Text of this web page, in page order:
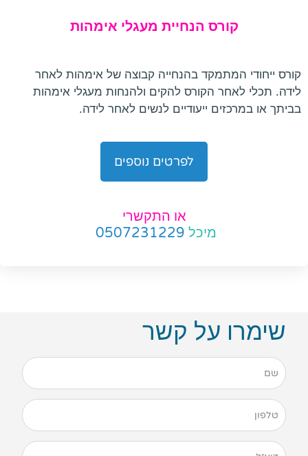
קורס הנחיית מעגלי אימהות
קורס ייחודי המתמקד בהנחייה קבוצה של אימהות לאחר
לידה. תכלי לאחר הקורס להקים ולהנחות מעגלי אימהות
בביתך או במרכזים ייעודיים לנשים לאחר לידה.
לפרטים נוספים
או התקשרי
מיכל 0507231229
שימרו על קשר